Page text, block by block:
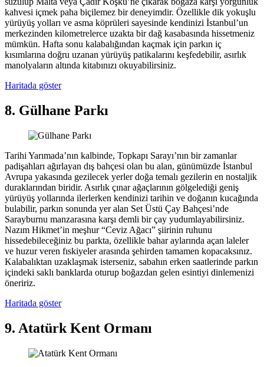
kahvesi içmek paha biçilemez bir deneyimdir. Özellikle dik yokuşlu
yürüyüş yolları ve asma köprüleri sayesinde kendinizi İstanbul’un
merkezinden kilometrelerce uzakta bir dağ kasabasında hissetmeniz
mümkün. Hafta sonu kalabalığından kaçmak için parkın iç
kısımlarına doğru uzanan yürüyüş patikalarını keşfedebilir, asırlık
manolyaların altında kitabınızı okuyabilirsiniz.
Haritada göster
8. Gülhane Parkı
Tarihi Yarımada’nın kalbinde, Topkapı Sarayı’nın bir zamanlar
padişahları ağırlayan dış bahçesi olan bu alan, günümüzde İstanbul
Avrupa yakasında gezilecek yerler doğa temalı gezilerin en nostaljik
duraklarından biridir. Asırlık çınar ağaçlarının gölgelediği geniş
yürüyüş yollarında ilerlerken kendinizi tarihin ve doğanın kucağında
bulabilir, parkın sonunda yer alan Set Üstü Çay Bahçesi’nde
Sarayburnu manzarasına karşı demli bir çay yudumlayabilirsiniz.
Nazım Hikmet’in meşhur “Ceviz Ağacı” şiirinin ruhunu
hissedebileceğiniz bu parkta, özellikle bahar aylarında açan laleler
ve huzur veren fıskiyeler arasında şehirden tamamen kopacaksınız.
Kalabalıktan uzaklaşmak isterseniz, sabahın erken saatlerinde parkın
içindeki saklı banklarda oturup boğazdan gelen esintiyi dinlemenizi
öneririz.
Haritada göster
9. Atatürk Kent Ormanı